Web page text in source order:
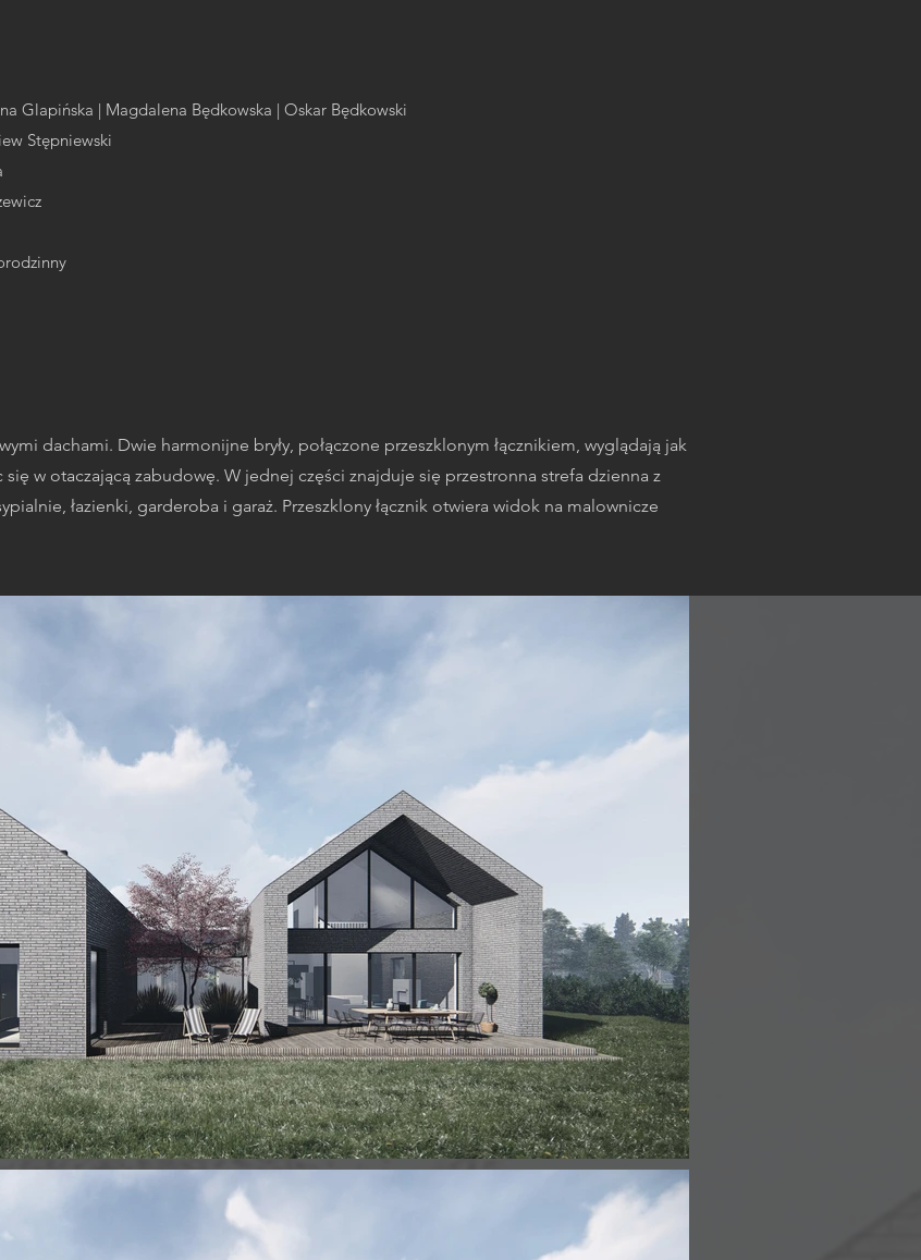
Glapińska | Magdalena Będkowska | Oskar Będkowski
Stępniewski
dachami. Dwie harmonijne bryły, połączone przeszklonym łącznikiem, wyglądają jak
w otaczającą zabudowę. W jednej części znajduje się przestronna strefa dzienna z
łazienki, garderoba i garaż. Przeszklony łącznik otwiera widok na malownicze